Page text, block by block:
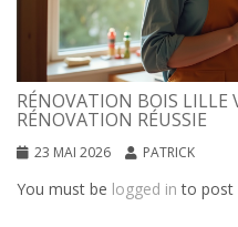
RÉNOVATION BOIS LILLE
RÉNOVATION RÉUSSIE
23 MAI 2026 PATRICK
You must be logged in to post